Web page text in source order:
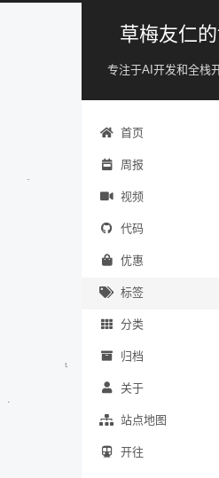
草梅友仁
专注于AI开发和全栈
首页
周报
视频
代码
优惠
标签
分类
归档
关于
站点地图
开往